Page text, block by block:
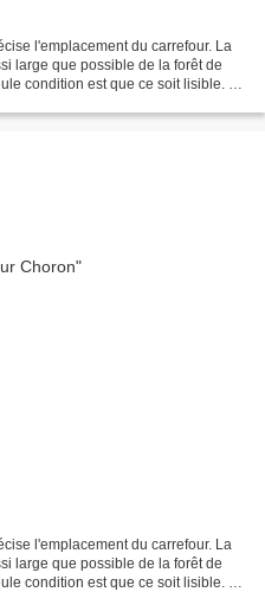
l'emplacement du carrefour. La
large que possible de la forêt de
condition est que ce soit lisible. La
l'emplacement du carrefour. La
large que possible de la forêt de
condition est que ce soit lisible. La